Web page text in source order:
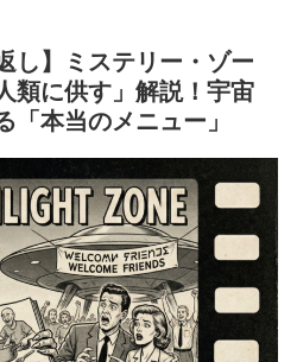
し】ミステリー・ゾー
類に供す」解説！宇宙
「本当のメニュー」